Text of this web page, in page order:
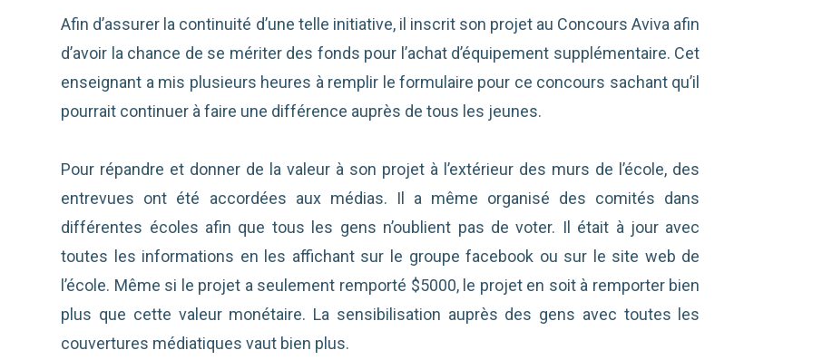
Afin d’assurer la continuité d’une telle initiative, il inscrit son projet au Concours Aviva afin
d’avoir la chance de se mériter des fonds pour l’achat d’équipement supplémentaire. Cet
enseignant a mis plusieurs heures à remplir le formulaire pour ce concours sachant qu’il
pourrait continuer à faire une différence auprès de tous les jeunes.
Pour répandre et donner de la valeur à son projet à l’extérieur des murs de l’école, des
entrevues ont été accordées aux médias. Il a même organisé des comités dans
différentes écoles afin que tous les gens n’oublient pas de voter. Il était à jour avec
toutes les informations en les affichant sur le groupe facebook ou sur le site web de
l’école. Même si le projet a seulement remporté $5000, le projet en soit à remporter bien
plus que cette valeur monétaire. La sensibilisation auprès des gens avec toutes les
couvertures médiatiques vaut bien plus.